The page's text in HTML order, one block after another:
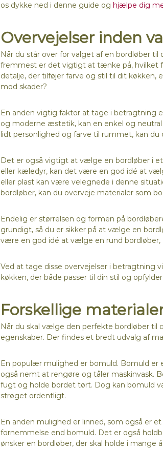
os dykke ned i denne guide og hjælpe dig
Overvejelser inden
Når du står over for valget af en bordløber
fremmest er det vigtigt at tænke på, hvilket
detalje, der tilføjer farve og stil til dit køkken,
mod skader?
En anden vigtig faktor at tage i betragtning
og moderne æstetik, kan en enkel og
lidt personlighed og farve til rummet, kan
Det er også vigtigt at vælge en bordløber i
eller kæledyr, kan det være en god idé at
eller plast kan være velegnede i denne
bordløber, kan du overveje materialer som
Endelig er størrelsen og formen på
grundigt, så du er sikker på at vælge en
være en god idé at vælge en rund bordløber,
Ved at tage disse overvejelser i
køkken, der både passer til din stil og
Forskellige
Når du skal vælge den perfekte bordløber til
egenskaber. Der findes et bredt udvalg af
En populær mulighed er bomuld. Bomuld
også nemt at rengøre og tåler maskinvask.
fugt og holde bordet tørt. Dog kan bomuld
strøget ordentligt.
En anden mulighed er linned, som også er
fornemmelse end bomuld. Det er også
ønsker en bordløber, der skal holde i